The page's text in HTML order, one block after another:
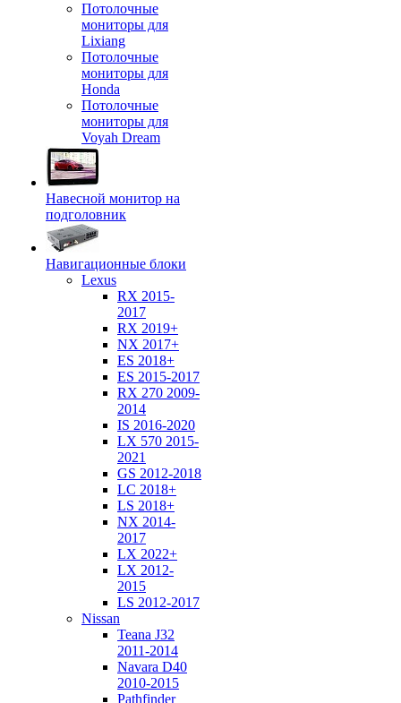
Потолочные
мониторы для
Lixiang
Потолочные
мониторы для
Honda
Потолочные
мониторы для
Voyah Dream
Навесной монитор на
подголовник
Навигационные блоки
Lexus
RX 2015-
2017
RX 2019+
NX 2017+
ES 2018+
ES 2015-2017
RX 270 2009-
2014
IS 2016-2020
LX 570 2015-
2021
GS 2012-2018
LC 2018+
LS 2018+
NX 2014-
2017
LX 2022+
LX 2012-
2015
LS 2012-2017
Nissan
Teana J32
2011-2014
Navara D40
2010-2015
Pathfinder